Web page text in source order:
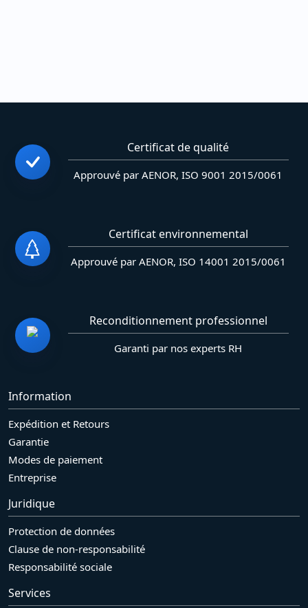
Certificat de qualité
Approuvé par AENOR, ISO 9001 2015/0061
Certificat environnemental
Approuvé par AENOR, ISO 14001 2015/0061
Reconditionnement professionnel
Garanti par nos experts RH
Information
Expédition et Retours
Garantie
Modes de paiement
Entreprise
Juridique
Protection de données
Clause de non-responsabilité
Responsabilité sociale
Services